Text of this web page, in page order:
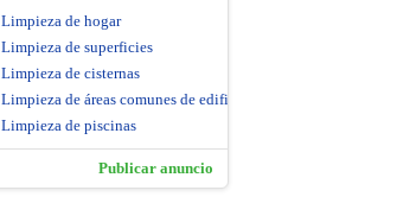
Limpieza de hogar
Limpieza de superficies
Limpieza de cisternas
Limpieza de áreas comunes de edificios
Limpieza de piscinas
Publicar anuncio